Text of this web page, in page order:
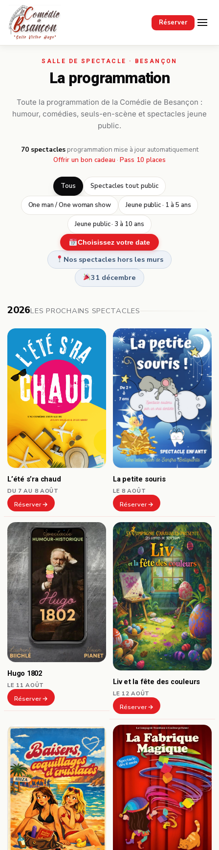
Réserver
Passer au contenu principal
La programmation
Toute la programmation de la Comédie de Besançon :
humour, comédies, seuls-en-scène et spectacles jeune
public.
70 spectacles· programmation mise à jour automatiquement
Offrir un bon cadeau · Pass 10 places
Tous Spectacles tout public
One man / One woman show Jeune public · 1 à 5 ans
Jeune public · 3 à 10 ans
Choisissez votre date
Nos spectacles hors les murs
31 décembre
2026LES PROCHAINS SPECTACLES
L’été s’ra chaud
DU 7 AU 8 AOÛT
Réserver
La petite souris
LE 8 AOÛT
Réserver
Hugo 1802
LE 11 AOÛT
Réserver
Liv et la fête des couleurs
LE 12 AOÛT
Réserver